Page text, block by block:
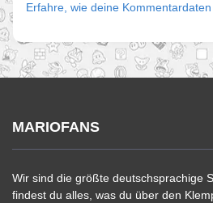
Erfahre, wie deine
MARIOFANS
Wir sind die größte deutschsprachige
findest du alles, was du über den